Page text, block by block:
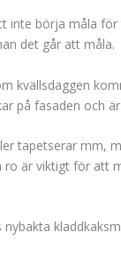
inte börja måla
det går att måla.
kvällsdaggen
på fasaden och
tapetserar mm,
är viktigt för att